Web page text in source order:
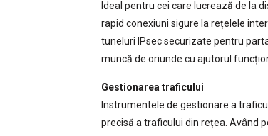
Ideal pentru cei care lucrează de la
rapid conexiuni sigure la rețelele
tuneluri IPsec securizate pentru
muncă de oriunde cu ajutorul
Gestionarea traficului
Instrumentele de gestionare a
precisă a traficului din rețea. Având